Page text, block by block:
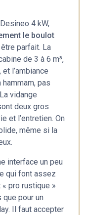
4 kW,
le boulot
parfait. La
de 3 à 6 m³,
l’ambiance
pas
vidange
deux gros
et l’entretien. On
même si la
interface un peu
qui font assez
pro rustique »
pour un
Il faut accepter